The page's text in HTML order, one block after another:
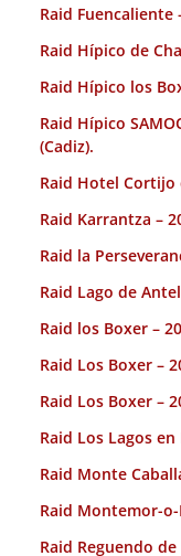
Raid Fuencaliente
Raid Hípico de
Raid Hípico los
Raid Hípico
(Cadiz).
Raid Hotel Cortijo
Raid Karrantza –
Raid la
Raid Lago de
Raid los Boxer –
Raid Los Boxer –
Raid Los Boxer –
Raid Los Lagos en
Raid Monte
Raid Montemor-o-
Raid Reguendo